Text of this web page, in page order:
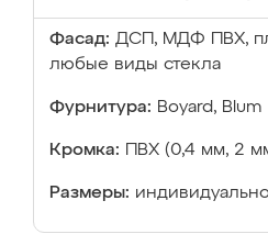
Фасад: ДСП, МДФ ПВХ,
любые виды стекла
Фурнитура: Boyard, Blum
Кромка: ПВХ (0,4 мм, 2
Размеры: